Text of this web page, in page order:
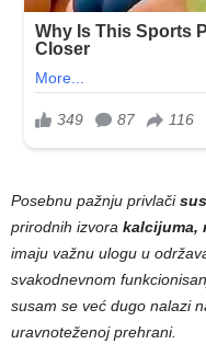
Posebnu pažnju privlači
prirodnih izvora kalcijuma,
imaju važnu ulogu u
svakodnevnom
susam se već dugo nalazi
uravnoteženoj prehrani.